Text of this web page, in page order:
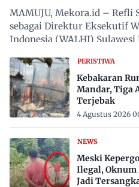
MAMUJU, Mekora.id – Refli
sebagai Direktur Eksekutif
Indonesia (WALHI)
PERISTIWA
Kebakaran
Mandar, Tiga
Terjebak
4 Agustus 2026
NEWS
Meski
Ilegal, Oknum
Jadi